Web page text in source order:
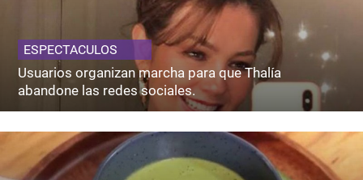
ESPECTACULOS
Usuarios organizan marcha para que Thalía
abandone las redes sociales.